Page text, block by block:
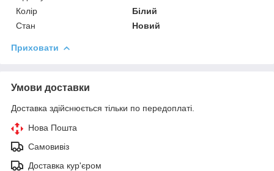
Колір
Білий
Стан
Новий
Приховати
Умови доставки
Доставка здійснюється тільки по передоплаті.
Нова Пошта
Самовивіз
Доставка кур'єром